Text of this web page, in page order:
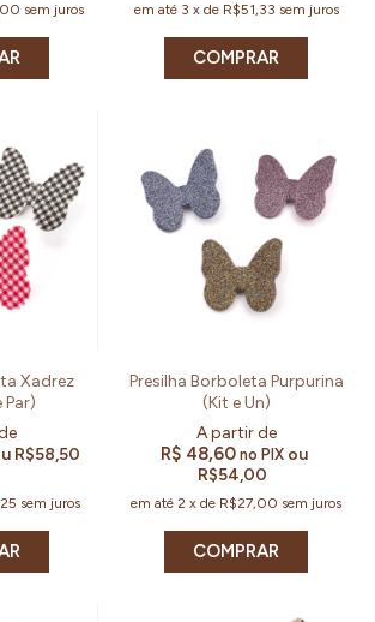
sem juros em até 3 x de R$51,33 sem juros
COMPRAR
Xadrez
Par)
R$58,50
sem juros
Presilha Borboleta Purpurina
(Kit e Un)
R$ 48,60no PIX ou
R$54,00
em até2 xde R$27,00 sem juros
COMPRAR